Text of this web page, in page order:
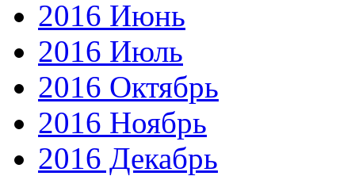
2016 Июнь
2016 Июль
2016 Октябрь
2016 Ноябрь
2016 Декабрь